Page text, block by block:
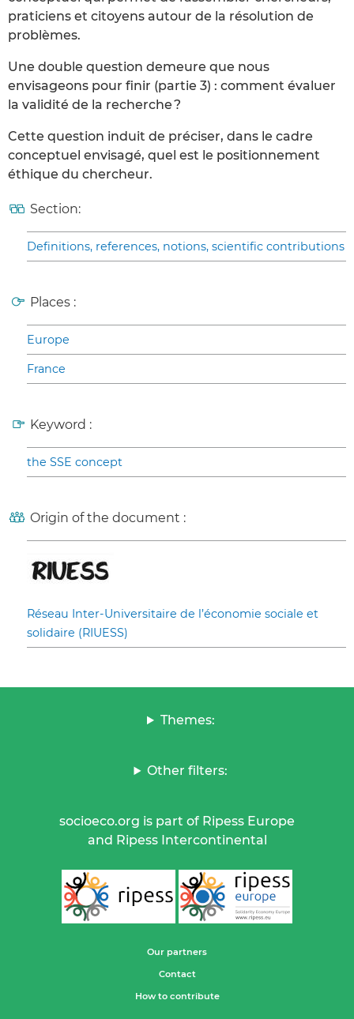
praticiens et citoyens autour de la résolution de
problèmes.
Une double question demeure que nous
envisageons pour finir (partie 3) : comment évaluer
la validité de la recherche ?
Cette question induit de préciser, dans le cadre
conceptuel envisagé, quel est le positionnement
éthique du chercheur.
Section:
Definitions, references, notions, scientific contributions
Places :
Europe
France
Keyword :
the SSE concept
Origin of the document :
Réseau Inter-Universitaire de l’économie sociale et
solidaire (RIUESS)
Themes:
Other filters:
socioeco.org is part of Ripess Europe
and Ripess Intercontinental
Our partners
Contact
How to contribute